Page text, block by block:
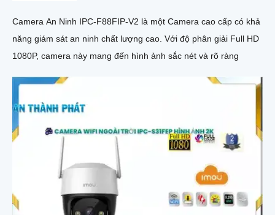
Camera An Ninh IPC-F88FIP-V2 là một Camera cao cấp có khả
năng giám sát an ninh chất lượng cao. Với độ phân giải Full HD
1080P, camera này mang đến hình ảnh sắc nét và rõ ràng